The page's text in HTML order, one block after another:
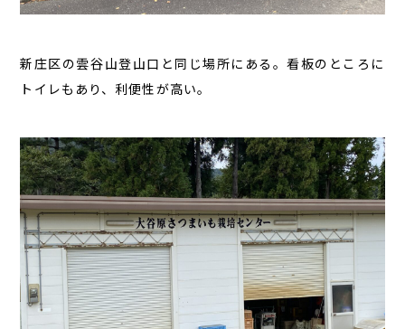
新庄区の雲谷山登山口と同じ場所にある。看板のところに
トイレもあり、利便性が高い。